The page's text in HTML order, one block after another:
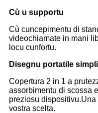
Cù u supportu
Cù cuncepimentu di
videochiamate in mani
locu cunfortu.
Disegnu portatile
Copertura 2 in 1 a
assorbimentu di scossa
preziosu
vostra scelta.